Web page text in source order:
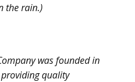
the rain.)
was founded in
quality